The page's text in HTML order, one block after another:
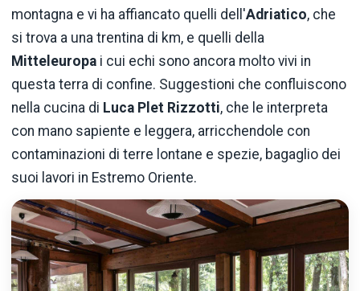
montagna e vi ha affiancato quelli dell'Adriatico, che
si trova a una trentina di km, e quelli della
Mitteleuropa i cui echi sono ancora molto vivi in
questa terra di confine. Suggestioni che confluiscono
nella cucina di Luca Plet Rizzotti, che le interpreta
con mano sapiente e leggera, arricchendole con
contaminazioni di terre lontane e spezie, bagaglio dei
suoi lavori in Estremo Oriente.